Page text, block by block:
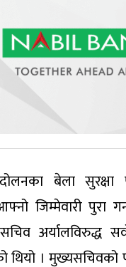
बेला सुरक्षा
जिम्मेवारी पुरा
अर्यालविरुद्ध
थियो । मुख्यसचिवको